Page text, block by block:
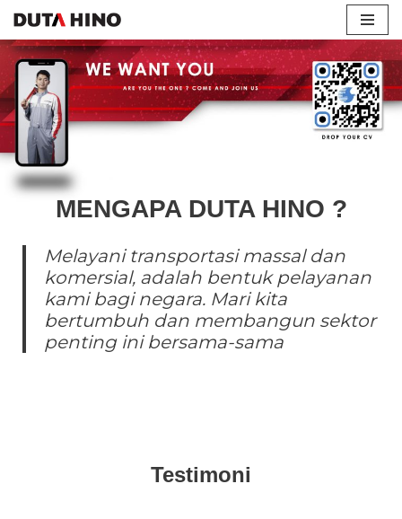
Lompat
ke
konten
MENGAPA DUTA HINO ?
Melayani transportasi massal dan
komersial, adalah bentuk pelayanan
kami bagi negara. Mari kita
bertumbuh dan membangun sektor
penting ini bersama-sama
Testimoni